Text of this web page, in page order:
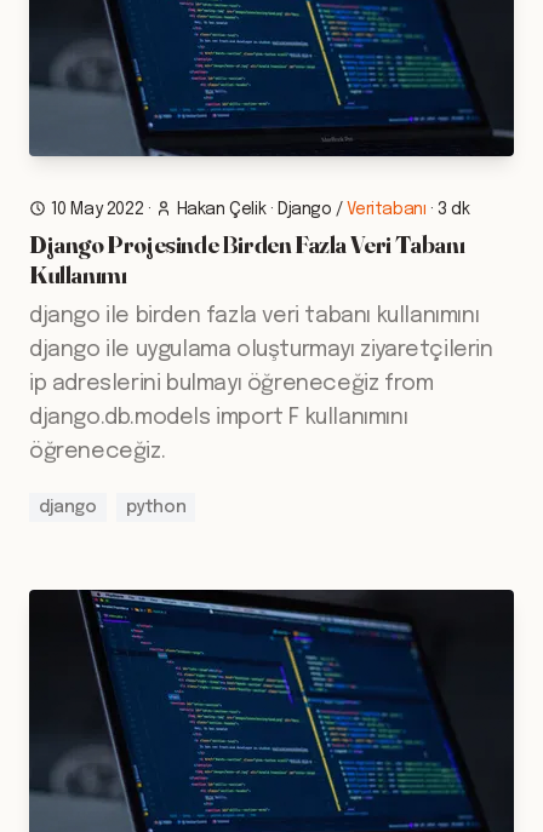
10 May 2022 · Hakan Çelik· Django / Veritabanı · 3 dk
Django Projesinde Birden Fazla Veri Tabanı
Kullanımı
django ile birden fazla veri tabanı kullanımını
django ile uygulama oluşturmayı ziyaretçilerin
ip adreslerini bulmayı öğreneceğiz from
django.db.models import F kullanımını
öğreneceğiz.
django python